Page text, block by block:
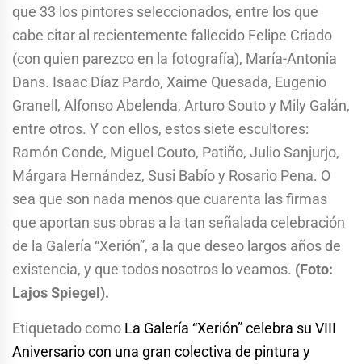
que 33 los pintores seleccionados, entre los que
cabe citar al recientemente fallecido Felipe Criado
(con quien parezco en la fotografía), María-Antonia
Dans. Isaac Díaz Pardo, Xaime Quesada, Eugenio
Granell, Alfonso Abelenda, Arturo Souto y Mily Galán,
entre otros. Y con ellos, estos siete escultores:
Ramón Conde, Miguel Couto, Patiño, Julio Sanjurjo,
Márgara Hernández, Susi Babío y Rosario Pena. O
sea que son nada menos que cuarenta las firmas
que aportan sus obras a la tan señalada celebración
de la Galería “Xerión”, a la que deseo largos años de
existencia, y que todos nosotros lo veamos. (Foto:
Lajos Spiegel).
Etiquetado como La Galería “Xerión” celebra su VIII
Aniversario con una gran colectiva de pintura y